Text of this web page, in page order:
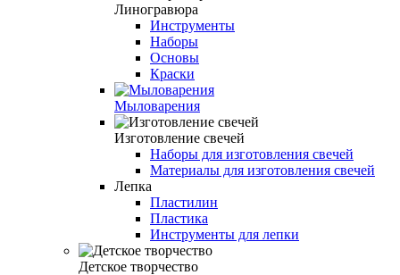
Линогравюра
Инструменты
Наборы
Основы
Краски
Мыловарения
Изготовление свечей
Наборы для изготовления свечей
Материалы для изготовления свечей
Лепка
Пластилин
Пластика
Инструменты для лепки
Детское творчество